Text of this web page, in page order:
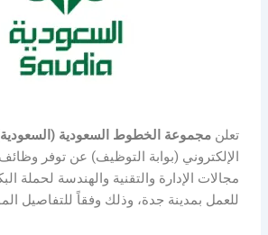
تعلنمجموعة الخطوط السعودية
الإلكتروني (بوابة التوظيف) عن توفر
مجالات الإدارة والتقنية والهندسة لحملة
للعمل بمدينة جدة، وذلك وفقاً للتفاصيل